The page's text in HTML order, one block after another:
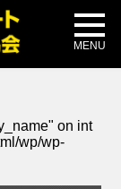
MENU
on int
wp/wp-